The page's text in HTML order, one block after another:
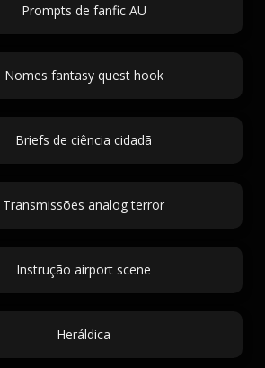
Prompts de fanfic AU
Nomes fantasy quest hook
Briefs de ciência cidadã
Transmissões analog terror
Instrução airport scene
Heráldica